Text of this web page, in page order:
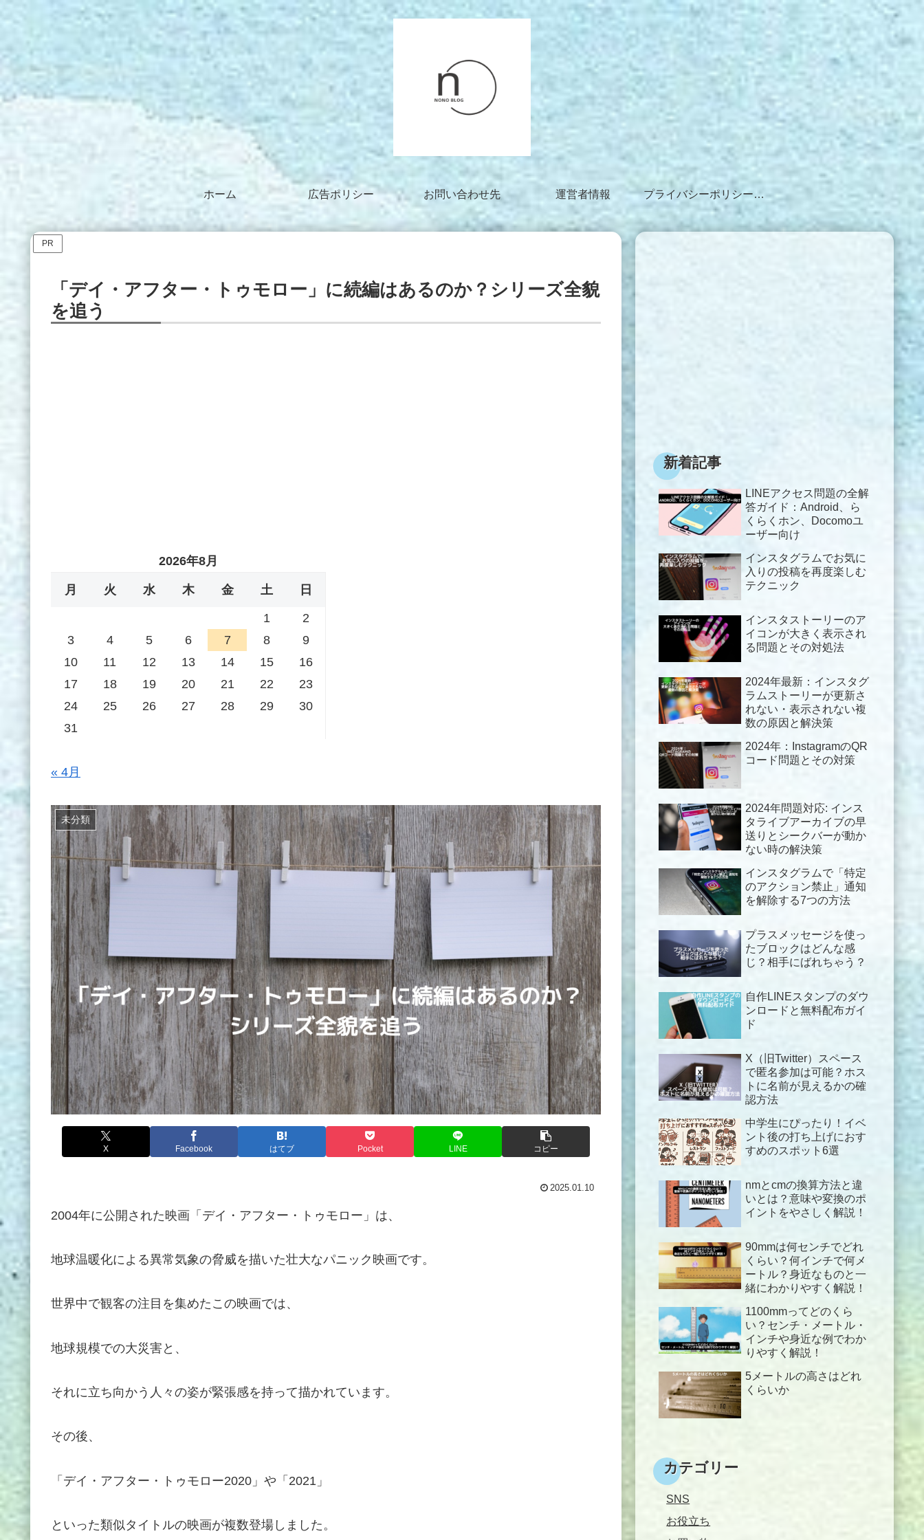
ホーム 広告ポリシー お問い合わせ先 運営者情報 プライバシーポリシー・免責事項
PR
「デイ・アフター・トゥモロー」に続編はあるのか？シリーズ全貌
を追う
2026年8月
月 火 水 木 金 土 日
1
2
3
4 5 6 7 8
9
10
11 12 13 14 15
16
17
18 19 20 21 22
23
24
25 26 27 28 29
30
31
« 4月
未分類
X Facebook はてブ Pocket LINE コピー
2025.01.10
2004年に公開された映画「デイ・アフター・トゥモロー」は、
地球温暖化による異常気象の脅威を描いた壮大なパニック映画です。
世界中で観客の注目を集めたこの映画では、
地球規模での大災害と、
それに立ち向かう人々の姿が緊張感を持って描かれています。
その後、
「デイ・アフター・トゥモロー2020」や「2021」
といった類似タイトルの映画が複数登場しました。
新着記事
LINEアクセス問題の全解
答ガイド：Android、ら
くらくホン、Docomoユ
ーザー向け
インスタグラムでお気に
入りの投稿を再度楽しむ
テクニック
インスタストーリーのア
イコンが大きく表示され
る問題とその対処法
2024年最新：インスタグ
ラムストーリーが更新さ
れない・表示されない複
数の原因と解決策
2024年：InstagramのQR
コード問題とその対策
2024年問題対応: インス
タライブアーカイブの早
送りとシークバーが動か
ない時の解決策
インスタグラムで「特定
のアクション禁止」通知
を解除する7つの方法
プラスメッセージを使っ
たブロックはどんな感
じ？相手にばれちゃう？
自作LINEスタンプのダウ
ンロードと無料配布ガイ
ド
X（旧Twitter）スペース
で匿名参加は可能？ホス
トに名前が見えるかの確
認方法
中学生にぴったり！イベ
ント後の打ち上げにおす
すめのスポット6選
nmとcmの換算方法と違
いとは？意味や変換のポ
イントをやさしく解説！
90mmは何センチでどれ
くらい？何インチで何メ
ートル？身近なものと一
緒にわかりやすく解説！
1100mmってどのくら
い？センチ・メートル・
インチや身近な例でわか
りやすく解説！
5メートルの高さはどれ
くらいか
カテゴリー
SNS
お役立ち